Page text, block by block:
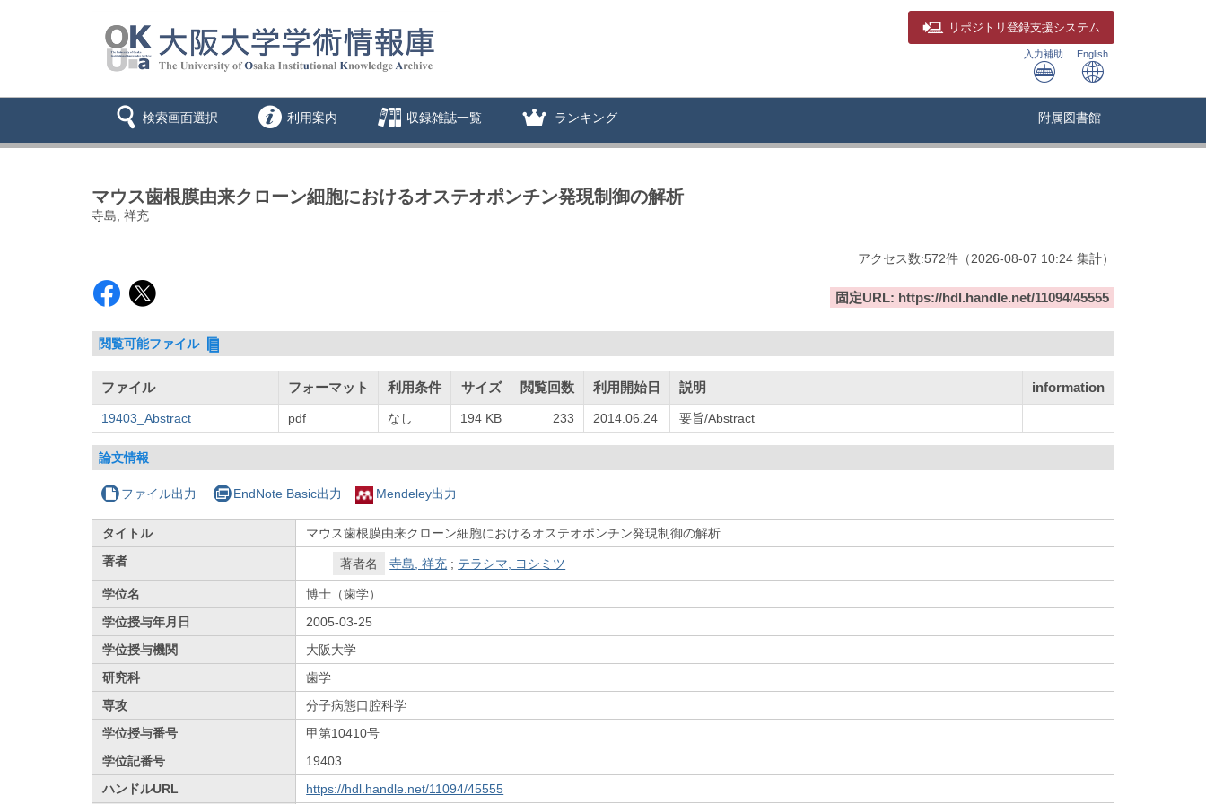
リポジトリ 登録支援システム
入力補助 English
検索画面選択 利用案内 収録雑誌一覧 ランキング 附属図書館
マウス歯根膜由来クローン細胞におけるオステオポンチン発現制御の解析
寺島, 祥充
アクセス数:572件 （2026-08-07 10:24 集計）
固定URL: https://hdl.handle.net/11094/45555
閲覧可能ファイル
ファイル フォーマット 利用条件 サイズ 閲覧回数 利用開始日 説明 information
19403_Abstract pdf なし 194 KB 233 2014.06.24 要旨/Abstract
論文情報
ファイル出力 EndNote Basic出力 Mendeley出力
タイトル
マウス歯根膜由来クローン細胞におけるオステオポンチン発現制御の解析
著者
著者名 寺島, 祥充 ; テラシマ, ヨシミツ
学位名
博士（歯学）
学位授与年月日
2005-03-25
学位授与機関
大阪大学
研究科
歯学
専攻
分子病態口腔科学
学位授与番号
甲第10410号
学位記番号
19403
ハンドルURL
https://hdl.handle.net/11094/45555